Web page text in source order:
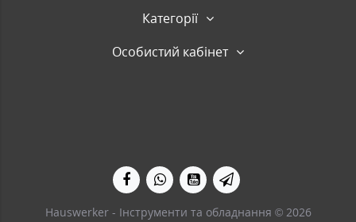
Категорії
Особистий кабінет
Hauswerker - Інструменти та обладнання © 2026